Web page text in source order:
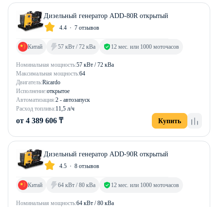
Дизельный генератор ADD-80R открытый
4.4 7 отзывов
Номинальная мощность:57 кВт / 72 кВа
Максимальная мощность:64
Двигатель:Ricardo
Исполнение:открытое
Автоматизация:2 - автозапуск
Расход топлива:11,5 л/ч
Китай 57 кВт / 72 кВа 12 мес. или 1000 моточасов
от 4 389 606 ₸ Купить
Дизельный генератор ADD-90R открытый
4.5 8 отзывов
Номинальная мощность:64 кВт / 80 кВа
Китай 64 кВт / 80 кВа 12 мес. или 1000 моточасов